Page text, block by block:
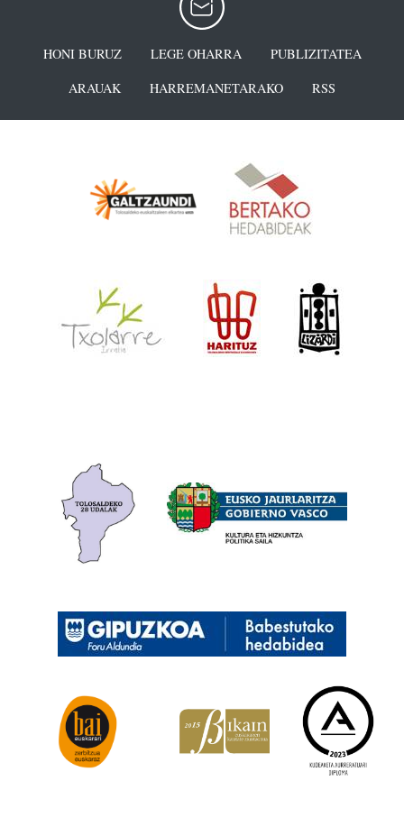
HONI BURUZ LEGE OHARRA
PUBLIZITATEA
ARAUAK
HARREMANETARAKO RSS